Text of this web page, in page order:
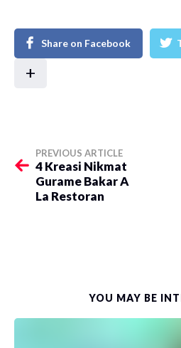
Share on Facebook
+
PREVIOUS ARTICLE
4 Kreasi Nikmat
Gurame Bakar A
La Restoran
YOU MAY BE